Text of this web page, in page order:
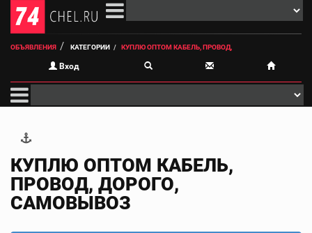
ОБЪЯВЛЕНИЯ КАТЕГОРИИ КУПЛЮ ОПТОМ КАБЕЛЬ, ПРОВОД,
Вход
КУПЛЮ ОПТОМ КАБЕЛЬ,
ПРОВОД, ДОРОГО,
САМОВЫВОЗ